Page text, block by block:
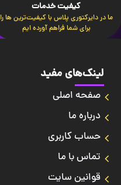
کیفیت خدمات
ما در دایرکتوری پلاس با کیفیت‌ترین ها را
برای شما فراهم آورده ایم
لینک‌های مفید
صفحه اصلی
درباره ما
حساب کاربری
تماس با ما
قوانین سایت